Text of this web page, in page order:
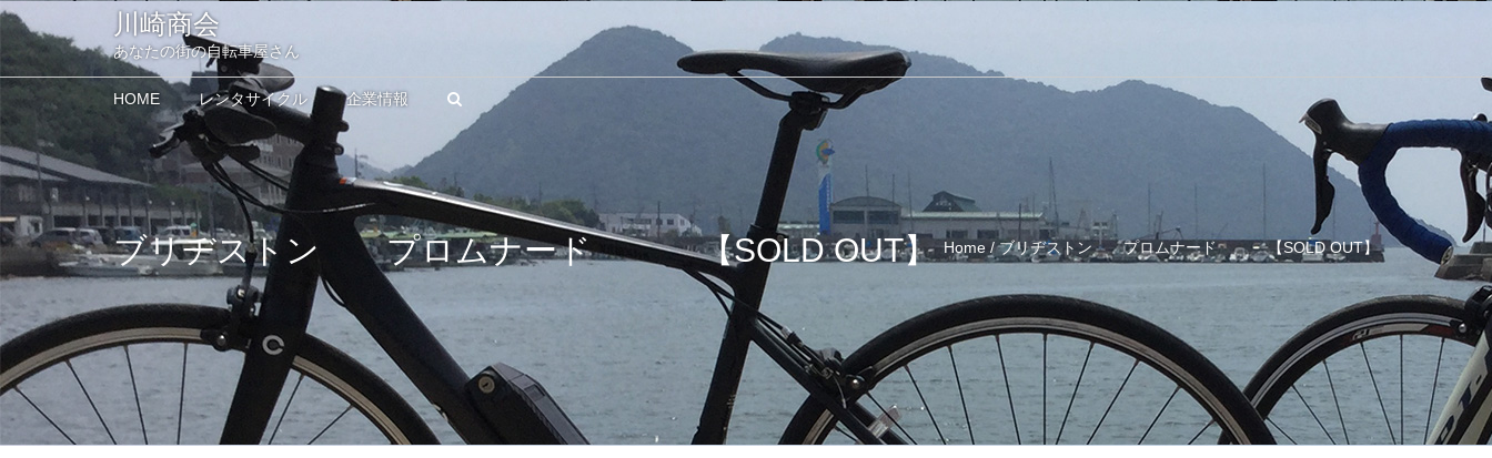
川崎商会
あなたの街の自転車屋さん
HOME レンタサイクル 企業情報
ブリヂストン プロムナード 【SOLD OUT】 Home / ブリヂストン プロムナード 【SOLD OUT】